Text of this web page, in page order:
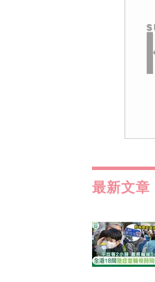
最新文章